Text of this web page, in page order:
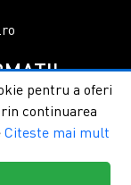
si service
si conditii
pentru a oferi
continuarea
Citeste mai mult